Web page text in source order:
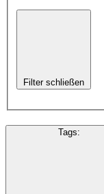
Filter schließen
Tags: